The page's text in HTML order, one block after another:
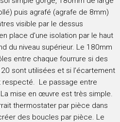
puis agrafé (agrafe de 8mm)
visible par le dessus
place d’une isolation par le haut
du niveau supérieur. Le 180mm
entre chaque fourrure si des
sont utilisées et si l’écartement
respecté. Le passage entre
mise en œuvre est très simple.
thermostater par pièce dans
des boucles par pièce. Le